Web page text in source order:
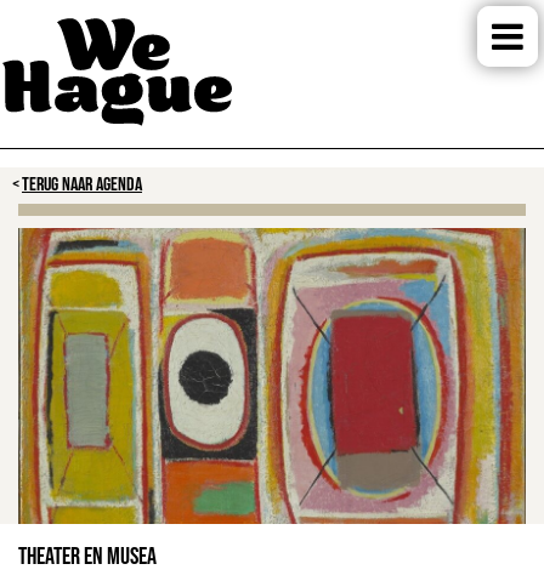
TERUG NAAR AGENDA
Theater en Musea